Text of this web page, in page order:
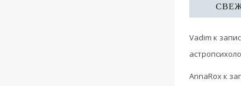
Vadim к
AnnaRoxк